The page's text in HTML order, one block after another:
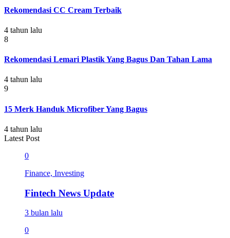
Rekomendasi CC Cream Terbaik
4 tahun lalu
8
Rekomendasi Lemari Plastik Yang Bagus Dan Tahan Lama
4 tahun lalu
9
15 Merk Handuk Microfiber Yang Bagus
4 tahun lalu
Latest Post
0
Finance, Investing
Fintech News Update
3 bulan lalu
0